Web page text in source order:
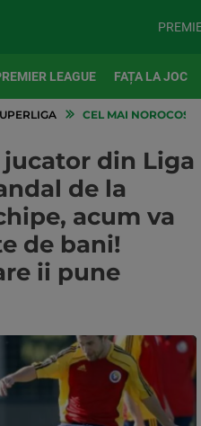
LEAGUE FAȚA LA JOC
CEL MAI NOROCOS
din Liga
de la
acum va
de bani!
ii pune